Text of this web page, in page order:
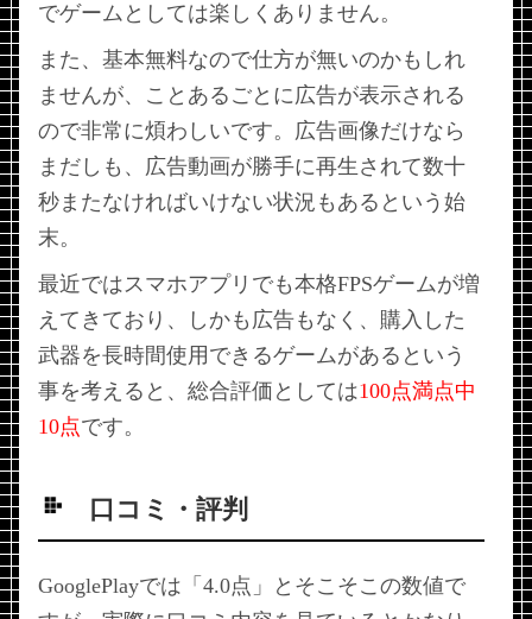
でゲームとしては楽しくありません。
また、基本無料なので仕方が無いのかもしれ
ませんが、ことあるごとに広告が表示される
ので非常に煩わしいです。広告画像だけなら
まだしも、広告動画が勝手に再生されて数十
秒またなければいけない状況もあるという始
末。
最近ではスマホアプリでも本格FPSゲームが増
えてきており、しかも広告もなく、購入した
武器を長時間使用できるゲームがあるという
事を考えると、総合評価としては100点満点中
10点です。
口コミ・評判
GooglePlayでは「4.0点」とそこそこの数値で